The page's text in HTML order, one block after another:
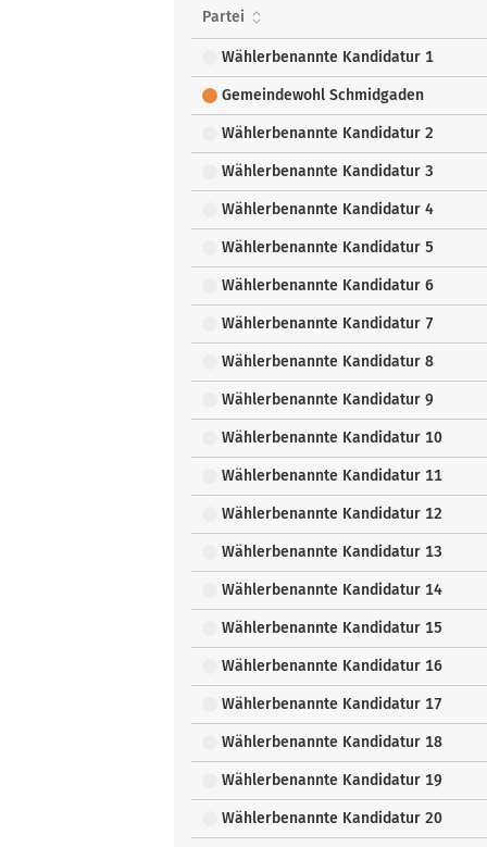
Partei
Wählerbenannte Kandidatur 1
Gemeindewohl Schmidgaden
Wählerbenannte Kandidatur 2
Wählerbenannte Kandidatur 3
Wählerbenannte Kandidatur 4
Wählerbenannte Kandidatur 5
Wählerbenannte Kandidatur 6
Wählerbenannte Kandidatur 7
Wählerbenannte Kandidatur 8
Wählerbenannte Kandidatur 9
Wählerbenannte Kandidatur 10
Wählerbenannte Kandidatur 11
Wählerbenannte Kandidatur 12
Wählerbenannte Kandidatur 13
Wählerbenannte Kandidatur 14
Wählerbenannte Kandidatur 15
Wählerbenannte Kandidatur 16
Wählerbenannte Kandidatur 17
Wählerbenannte Kandidatur 18
Wählerbenannte Kandidatur 19
Wählerbenannte Kandidatur 20